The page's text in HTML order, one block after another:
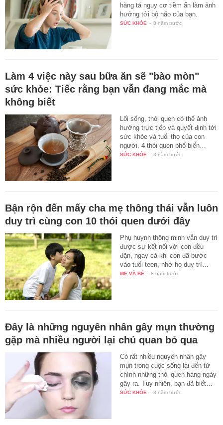
hàng tá nguy cơ tiềm ẩn làm ảnh
hưởng tới bộ não của bạn.
SỨC KHỎE - 8 năm trước
Làm 4 việc này sau bữa ăn sẽ "bào mòn"
sức khỏe: Tiếc rằng bạn vẫn đang mắc mà
không biết
Lối sống, thói quen có thể ảnh
hưởng trực tiếp và quyết định tới
sức khỏe và tuổi thọ của con
người. 4 thói quen phổ biến…
SỨC KHỎE - 8 năm trước
Bận rộn đến mấy cha mẹ thông thái vẫn luôn
duy trì cùng con 10 thói quen dưới đây
Phụ huynh thông minh vẫn duy trì
được sự kết nối với con đều
đặn, ngay cả khi con đã bước
vào tuổi teen, nhờ họ duy trì…
MẸ VÀ BÉ - 8 năm trước
Đây là những nguyên nhân gây mụn thường
gặp mà nhiều người lại chủ quan bỏ qua
Có rất nhiều nguyên nhân gây
mụn trong cuộc sống lại đến từ
chính những thói quen hàng ngày
gây ra. Tuy nhiên, bạn đã biết…
SỨC KHỎE - 8 năm trước